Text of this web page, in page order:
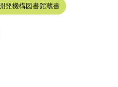
発機構図書館蔵書